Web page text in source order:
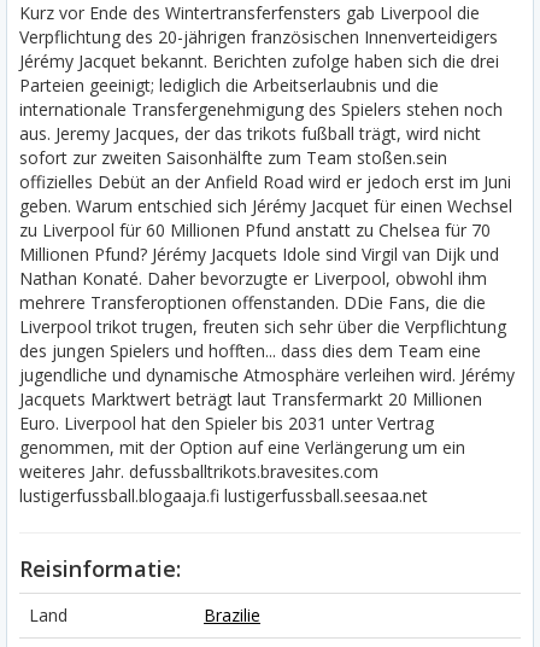
Kurz vor Ende des Wintertransferfensters gab Liverpool die
Verpflichtung des 20-jährigen französischen Innenverteidigers
Jérémy Jacquet bekannt. Berichten zufolge haben sich die drei
Parteien geeinigt; lediglich die Arbeitserlaubnis und die
internationale Transfergenehmigung des Spielers stehen noch
aus. Jeremy Jacques, der das trikots fußball trägt, wird nicht
sofort zur zweiten Saisonhälfte zum Team stoßen.sein
offizielles Debüt an der Anfield Road wird er jedoch erst im Juni
geben. Warum entschied sich Jérémy Jacquet für einen Wechsel
zu Liverpool für 60 Millionen Pfund anstatt zu Chelsea für 70
Millionen Pfund? Jérémy Jacquets Idole sind Virgil van Dijk und
Nathan Konaté. Daher bevorzugte er Liverpool, obwohl ihm
mehrere Transferoptionen offenstanden. DDie Fans, die die
Liverpool trikot trugen, freuten sich sehr über die Verpflichtung
des jungen Spielers und hofften... dass dies dem Team eine
jugendliche und dynamische Atmosphäre verleihen wird. Jérémy
Jacquets Marktwert beträgt laut Transfermarkt 20 Millionen
Euro. Liverpool hat den Spieler bis 2031 unter Vertrag
genommen, mit der Option auf eine Verlängerung um ein
weiteres Jahr. defussballtrikots.bravesites.com
lustigerfussball.blogaaja.fi lustigerfussball.seesaa.net
Reisinformatie:
Land
Brazilie